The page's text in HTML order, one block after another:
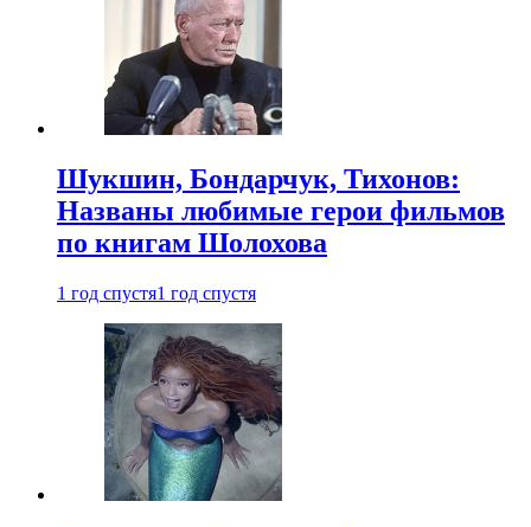
Шукшин, Бондарчук, Тихонов:
Названы любимые герои фильмов
по книгам Шолохова
1 год спустя1 год спустя